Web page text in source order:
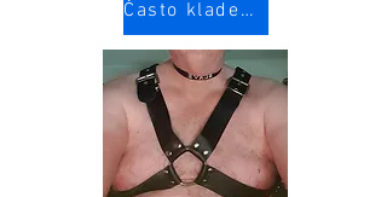
Často kladené otázky